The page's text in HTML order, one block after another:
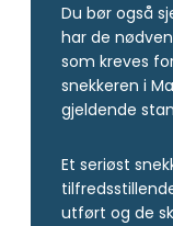
Du bør også
har de
som kreves
snekkeren i
gjeldende
Et seriøst
utført og de